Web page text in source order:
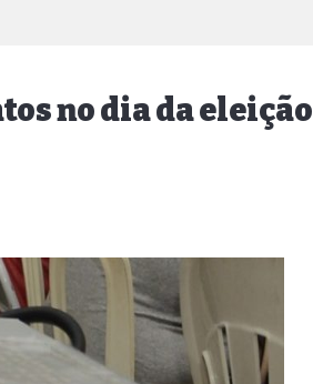
no dia da eleição